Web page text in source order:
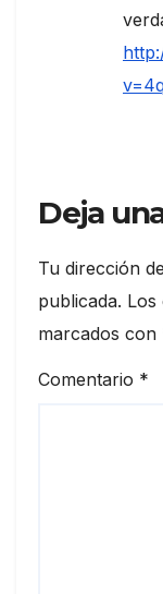
Deja
Tu dirección
publicada. Los
marcados con
Comentario *